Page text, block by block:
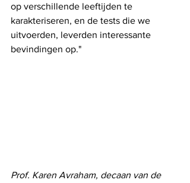
op verschillende leeftijden te
karakteriseren, en de tests die we
uitvoerden, leverden interessante
bevindingen op."
Prof. Karen Avraham, decaan van de